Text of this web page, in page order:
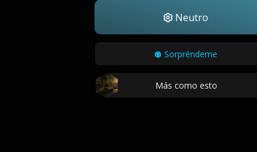
Neutro
Sorpréndeme
Más como esto